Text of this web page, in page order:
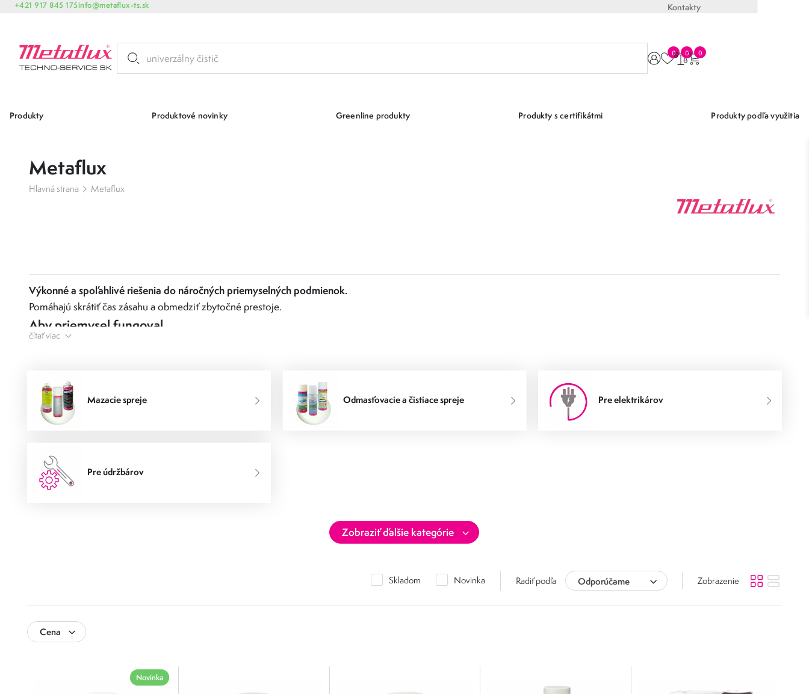
+421 917 845 175info@metaflux-ts.sk Kontakty
0 0 0
Produkty Produktové novinky Greenline produkty Produkty s certifikátmi Produkty podľa využitia
Metaflux
Hlavná strana Metaflux
Výkonné a spoľahlivé riešenia do náročných priemyselných podmienok.
Pomáhajú skrátiť čas zásahu a obmedziť zbytočné prestoje.
Aby priemysel fungoval.
čítať viac
Mazacie spreje Odmasťovacie a čistiace spreje Pre elektrikárov
Pre údržbárov
Skladom Novinka Radiť podľa Odporúčame Zobrazenie
Cena
Novinka